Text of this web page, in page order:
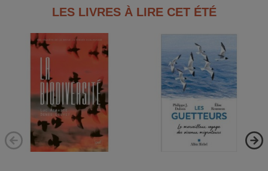
LES LIVRES À LIRE CET ÉTÉ